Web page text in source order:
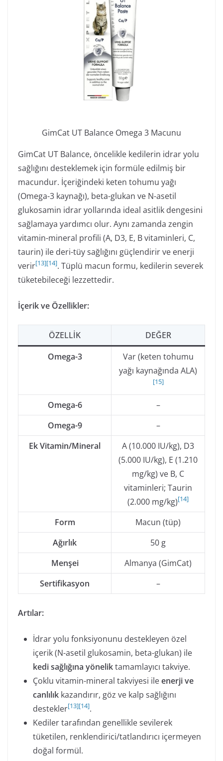
GimCat UT Balance Omega 3 Macunu
GimCat UT Balance, öncelikle kedilerin idrar yolu
sağlığını desteklemek için formüle edilmiş bir
macundur. İçeriğindeki keten tohumu yağı
(Omega-3 kaynağı), beta-glukan ve N-asetil
glukosamin idrar yollarında ideal asitlik dengesini
sağlamaya yardımcı olur. Aynı zamanda zengin
vitamin-mineral profili (A, D3, E, B vitaminleri, C,
taurin) ile deri-tüy sağlığını güçlendirir ve enerji
verir[13][14]. Tüplü macun formu, kedilerin severek
tüketebileceği lezzettedir.
İçerik ve Özellikler:
ÖZELLIK
DEĞER
Omega-3
Var (keten tohumu
yağı kaynağında ALA)
[15]
Omega-6
–
Omega-9
–
Ek Vitamin/Mineral
A (10.000 IU/kg), D3
(5.000 IU/kg), E (1.210
mg/kg) ve B, C
vitaminleri; Taurin
(2.000 mg/kg)[14]
Form
Macun (tüp)
Ağırlık
50 g
Menşei
Almanya (GimCat)
Sertifikasyon
–
Artılar:
İdrar yolu fonksiyonunu destekleyen özel
içerik (N-asetil glukosamin, beta-glukan) ile
kedi sağlığına yöneliktamamlayıcı takviye.
Çoklu vitamin-mineral takviyesi ileenerji ve
canlılık kazandırır, göz ve kalp sağlığını
destekler[13][14].
Kediler tarafından genellikle sevilerek
tüketilen, renklendirici/tatlandırıcı içermeyen
doğal formül.